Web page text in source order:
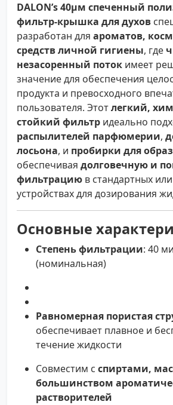
DALON’s 40µм спеченный
фильтр-крышка для духов
разработан для ароматов,
средств личной гигиены, где
незасоренный поток имеет
значение для обеспечения
продукта и превосходного
пользователя. Этотлегкий,
стойкий фильтр идеально
распылителей парфюмерии,
лосьона, и пробирки для
обеспечивая долговечную и
фильтрацию в стандартных
устройствах для дозирования
Основные
Степень фильтрации: 40
(номинальная)
Равномерная пористая
обеспечивает плавное и
течение жидкости
Совместим с спиртами,
большинством
растворителей